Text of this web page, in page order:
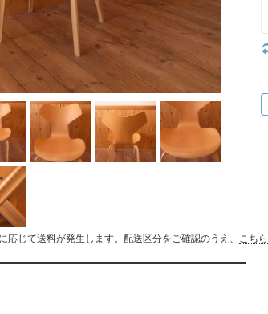
応じて送料が発生します。配送区分をご確認のうえ、 こちら